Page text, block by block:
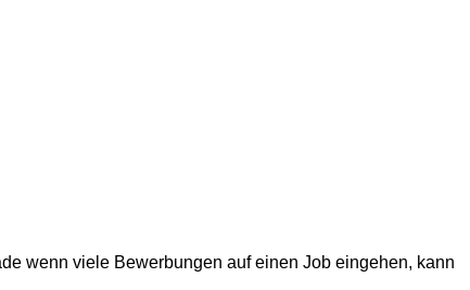
wenn viele Bewerbungen auf einen Job eingehen, kann